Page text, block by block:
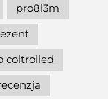
pro8l3m
coltrolled